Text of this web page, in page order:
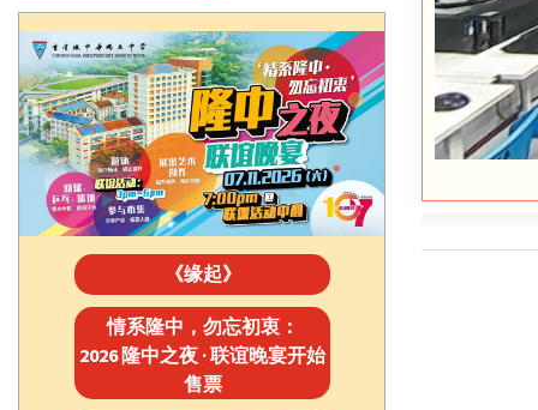
《缘起》
情系隆中，勿忘初衷：
2026 隆中之夜 · 联谊晚宴开始
售票